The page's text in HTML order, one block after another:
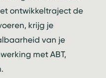
ontwikkeltraject de
krijg je
van je
met ABT,